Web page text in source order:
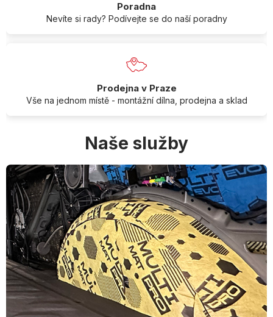
Poradna
Nevíte si rady? Podívejte se do naší poradny
Prodejna v Praze
Vše na jednom místě - montážní dílna, prodejna a sklad
Naše služby